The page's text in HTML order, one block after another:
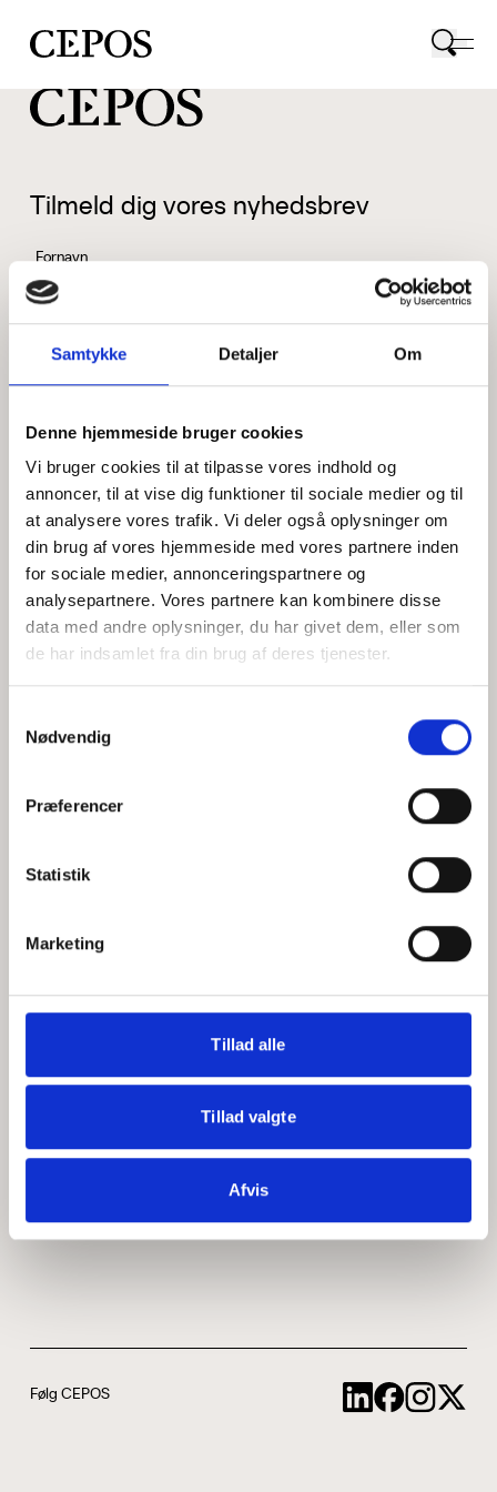
Samtykke Detaljer Om
Denne hjemmeside bruger cookies
Vi bruger cookies til at tilpasse vores indhold og
annoncer, til at vise dig funktioner til sociale medier og til
at analysere vores trafik. Vi deler også oplysninger om
din brug af vores hjemmeside med vores partnere inden
for sociale medier, annonceringspartnere og
analysepartnere. Vores partnere kan kombinere disse
data med andre oplysninger, du har givet dem, eller som
de har indsamlet fra din brug af deres tjenester.
Nødvendig
Præferencer
Statistik
Marketing
Tillad alle
Tillad valgte
Afvis
CEPOS logo
Tilmeld dig vores nyhedsbrev
Fornavn
Efternavn
Jeg accepterer behandlingen af mine personoplysninger i
henhold tilprivatlivspolitikken
Hvem er CEPOS
Medarbejdere
ABCepos
Podcast
Følg CEPOS